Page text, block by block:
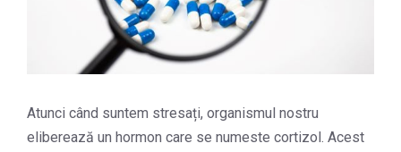
Atunci când suntem stresați, organismul nostru
eliberează un hormon care se numeste cortizol. Acest